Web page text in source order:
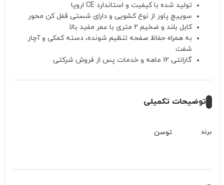
تولید شده با کیفیت و استاندارد CE اروپا
سوییچ پاور از نوع کشویی و دارای شستی قفل کن محور
کابل بلند و ضخیم 2 متری با عمر مفید بالا
به همراه حفاظ صفحه تنظیم شونده، دسته کمکی و آچار
شفت
گارانتی 12 ماهه و خدمات پس از فروش شرکتی
توضیحات تکمیلی
برند توسن